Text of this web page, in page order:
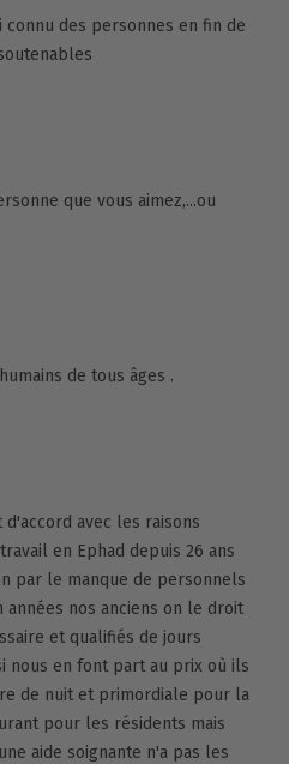
connu des personnes en fin de
que vous aimez,...ou
de tous âges .
avec les raisons
en Ephad depuis 26 ans
par le manque de personnels
années nos anciens on le droit
et qualifiés de jours
nous en font part au prix où ils
de nuit et primordiale pour la
pour les résidents mais
aide soignante n'a pas les